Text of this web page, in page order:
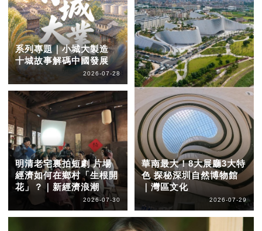
系列專題｜小城大製造
十城故事解碼中國發展
2026-07-28
明清老宅裏拍短劇 片場
經濟如何在鄉村「生根開
花」？｜新經濟浪潮
2026-07-30
華南最大！8大展廳3大特
色 探秘深圳自然博物館
｜灣區文化
2026-07-29